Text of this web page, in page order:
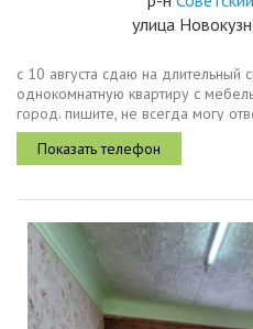
улица
с 10 августа сдаю на длительный
однокомнатную квартиру с
город. пишите, не всегда могу